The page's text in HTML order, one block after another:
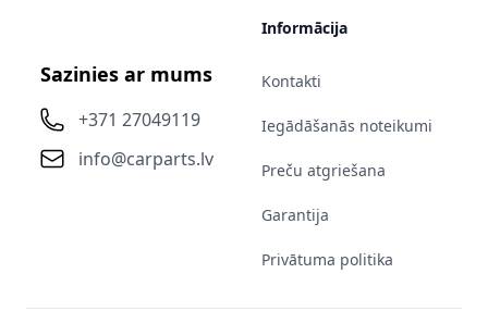
Sazinies ar mums
+371 27049119
info@carparts.lv
Informācija
Kontakti
Iegādāšanās noteikumi
Preču atgriešana
Garantija
Privātuma politika